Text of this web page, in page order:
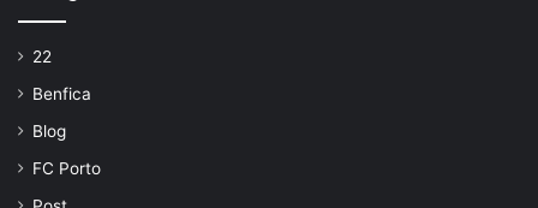
22
Benfica
Blog
FC Porto